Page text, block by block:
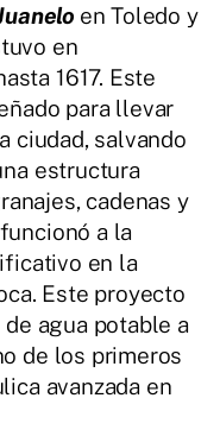
en Toledo y
en
1617. Este
para llevar
ciudad, salvando
estructura
cadenas y
a la
en la
Este proyecto
agua potable a
de los primeros
avanzada en